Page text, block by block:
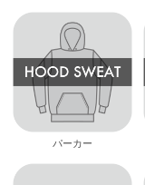
パーカー